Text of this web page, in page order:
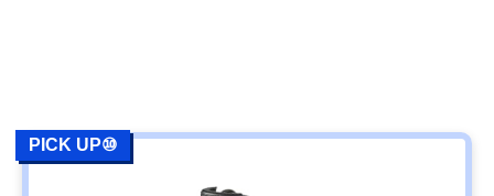
PICK UP⑩